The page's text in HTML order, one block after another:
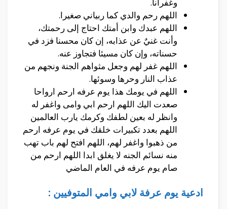
اللهم رحم والدي كما ربياني صغيرا.
اللهم عبدك وابن أمتك احتاج إلى رحمتك،
وأنت غنيٌ عن عذابه، إن كان محسنا فزد في
حسناته، وإن كان مسيئا فتجاوز عنه.
اللهم غفر لهم وجعل مثواهم الجنة ونجهم من
عذاب النار وحرها وسوئها.
اللهم في يومك هذا يوم عرفه ارحم ارواحا
صعدت اليك اللهم ارحم ابي وامى واغفر له
وانظر له بعين لطفك وكرمك يارب العالمين
اللهم بعدد تكبيرات خلقك في يوم عرفه ارحم
من ذهبوا واغفر لهم، اللهم افتح لهم باب تهب
منه نسائم الجنه لا يغلق ابدا اللهم ارحم من
صام يوم عرفه في العام الماضي
ادعية يوم عرفة لابي وامي المتوفيين :